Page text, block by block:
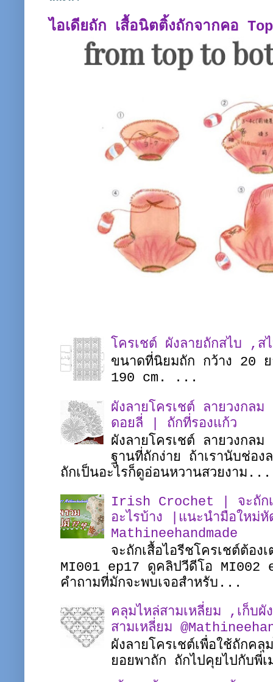
ไอเดียถัก เสื้อนิตติ้งถักจากคอ
โครเชต์ ผังลายถักสไบ ,ส
ขนาดที่นิยมถัก กว้าง 20
190 cm. ...
ผังลายโครเชต์ ลายวงกล
ดอยลี่ | ถักที่รองแก้ว
ผังลายโครเชต์ ลายวงกล
ฐานที่ถักง่าย ถ้าเรานับช่อง
ถักเป็นอะไรก็ดูอ่อนหวานสวยงาม...
Irish Crochet | จะถักเสื้
อะไรบ้าง |แนะนำมือใหม่
Mathineehandmade
จะถักเสื้อไอรีชโครเชต์ต้อ
MI001 ep17 ดูคลิปวีดีโอ MI002
คำถามที่มักจะพบเจอสำหรับ...
คลุมไหล่สามเหลี่ยม ,เก็บผั
สามเหลี่ยม
ผังลายโครเชต์เพื่อใช้ถักค
ยอยพาถัก ถักไปคุยไปกั